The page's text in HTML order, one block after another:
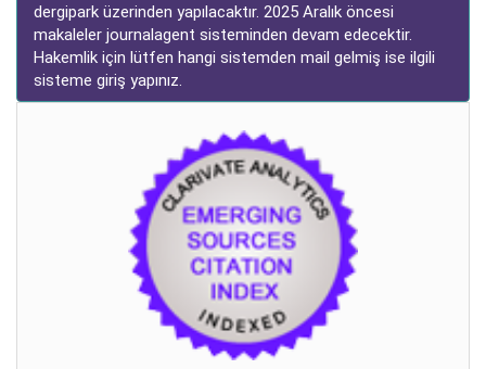
dergipark üzerinden yapılacaktır. 2025 Aralık öncesi
makaleler journalagent sisteminden devam edecektir.
Hakemlik için lütfen hangi sistemden mail gelmiş ise ilgili
sisteme giriş yapınız.